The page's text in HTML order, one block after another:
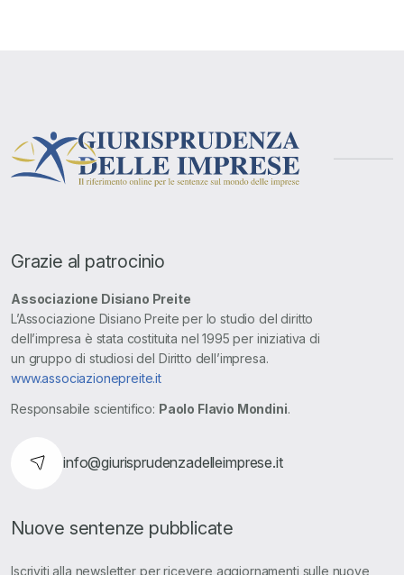
Grazie al patrocinio
Associazione Disiano Preite
L’Associazione Disiano Preite per lo studio del diritto
dell’impresa è stata costituita nel 1995 per iniziativa di
un gruppo di studiosi del Diritto dell’impresa.
www.associazionepreite.it
Responsabile scientifico: Paolo Flavio Mondini.
info@giurisprudenzadelleimprese.it
Nuove sentenze pubblicate
Iscriviti alla newsletter per ricevere aggiornamenti sulle nuove